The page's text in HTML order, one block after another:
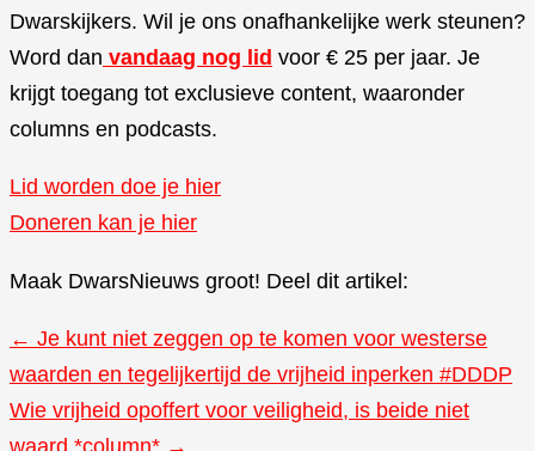
Dwarskijkers. Wil je ons onafhankelijke werk steunen?
Word dan vandaag nog lid voor € 25 per jaar. Je
krijgt toegang tot exclusieve content, waaronder
columns en podcasts.
Lid worden doe je hier
Doneren kan je hier
Maak DwarsNieuws groot! Deel dit artikel:
← Je kunt niet zeggen op te komen voor westerse
waarden en tegelijkertijd de vrijheid inperken #DDDP
Wie vrijheid opoffert voor veiligheid, is beide niet
waard *column* →